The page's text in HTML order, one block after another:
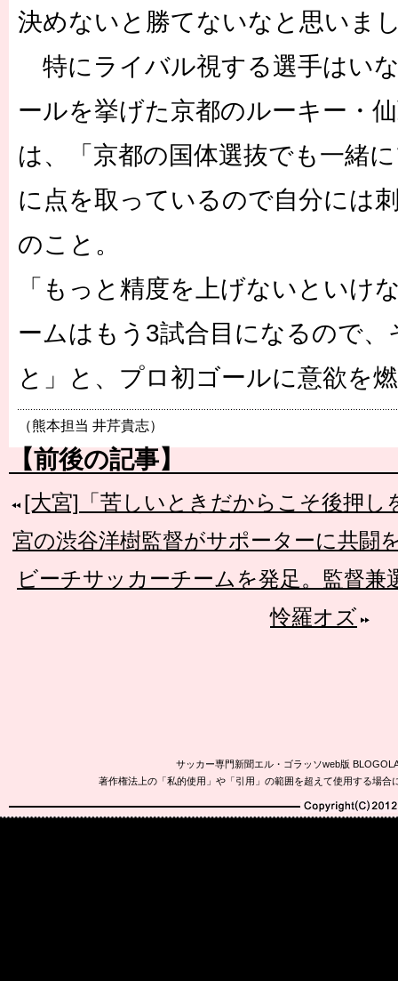
決めないと勝てないなと思いま
特にライバル視する選手はい
ールを挙げた京都のルーキー・
は、「京都の国体選抜でも一緒
に点を取っているので自分には
のこと。
「もっと精度を上げないといけ
ームはもう3試合目になるので
と」と、プロ初ゴールに意欲を
（熊本担当 井芹貴志）
【前後の記事】
[大宮]「苦しいときだからこそ後押し
宮の渋谷洋樹監督がサポーターに共闘
ビーチサッカーチームを発足。監督兼
怜羅オズ
サッカー専門新聞エル・ゴラッソweb版
著作権法上の「私的使用」や「引用」の範囲を超えて使用する場
Copyright(C)2010-